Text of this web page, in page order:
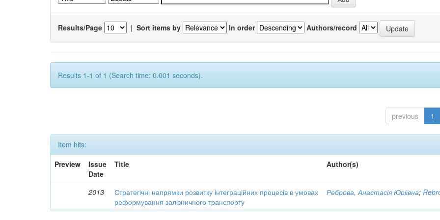
Results/Page | Sort items by In order Authors/record
Results 1-1 of 1 (Search time: 0.001 seconds).
previous 1
Item hits:
Preview
Issue
Date
Title Author(s)
2013
Стратегічні напрямки розвитку інтеграційних процесів в умовах
реформування залізничного транспорту
Реброва, Анастасія Юріївна;